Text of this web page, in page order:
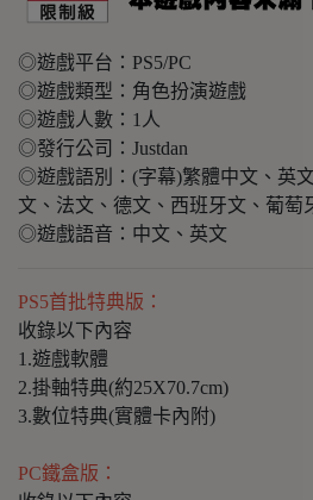
◎遊戲平台：PS5/PC
◎遊戲類型：角色扮演遊戲
◎遊戲人數：1人
◎發行公司：Justdan
◎遊戲語別：(字幕)繁體中文、英
文、法文、德文、西班牙文、葡萄
◎遊戲語音：中文、英文
PS5首批特典版：
收錄以下內容
1.遊戲軟體
2.掛軸特典(約25X70.7cm)
3.數位特典(實體卡內附)
PC鐵盒版：